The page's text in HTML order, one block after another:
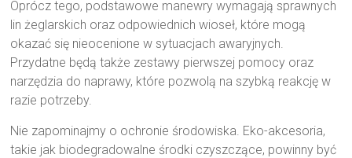
Oprócz tego, podstawowe manewry wymagają sprawnych
lin żeglarskich oraz odpowiednich wioseł, które mogą
okazać się nieocenione w sytuacjach awaryjnych.
Przydatne będą także zestawy pierwszej pomocy oraz
narzędzia do naprawy, które pozwolą na szybką reakcję w
razie potrzeby.
Nie zapominajmy o ochronie środowiska. Eko-akcesoria,
takie jak biodegradowalne środki czyszczące, powinny być